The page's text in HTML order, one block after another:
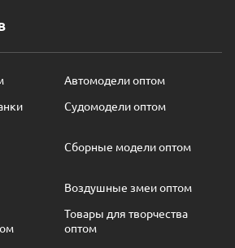
Автомодели оптом
Судомодели оптом
Сборные модели оптом
Воздушные змеи оптом
Товары для творчества
оптом